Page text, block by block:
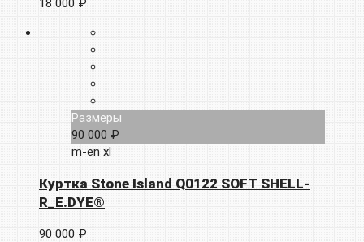
18 000 ₽
Размеры
90 000 ₽
m-en xl
Куртка Stone Island Q0122 SOFT SHELL-
R_E.DYE®
90 000 ₽